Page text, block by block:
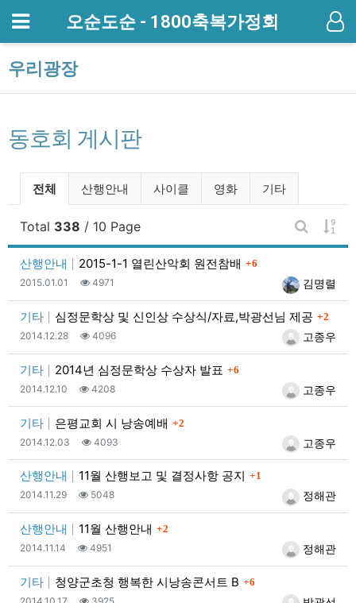
메뉴 오순도순 - 1800축복가정회
우리광장
동호회 게시판
동호회 게시판 분류 목록
전체 산행안내 사이클 영화 기타
Total 338 / 10 Page
게시판 검
게
산행안내 2015-1-1 열린산악회 원전참배 댓글
6
등록자김명렬
등록일
2015.01.01 조회
4971
기타 심정문학상 및 신인상 수상식/자료,박광선님 제공 댓글
2
등록자고종우
등록일
2014.12.28 조회
4096
기타 2014년 심정문학상 수상자 발표 댓글
6
등록자고종우
등록일
2014.12.10 조회
4208
기타 은평교회 시 낭송예배 댓글
2
등록자고종우
등록일
2014.12.03 조회
4093
산행안내 11월 산행보고 및 결정사항 공지 댓글
1
등록자정해관
등록일
2014.11.29 조회
5048
산행안내 11월 산행안내 댓글
2
등록자정해관
등록일
2014.11.14 조회
4951
기타 청양군초청 행복한 시낭송콘서트 B 댓글
6
등록일 조회